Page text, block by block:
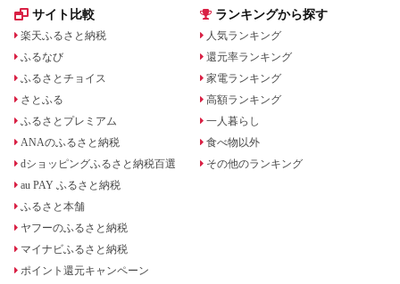
サイト比較
楽天ふるさと納税
ふるなび
ふるさとチョイス
さとふる
ふるさとプレミアム
ANAのふるさと納税
dショッピングふるさと納税百選
au PAY ふるさと納税
ふるさと本舗
ヤフーのふるさと納税
マイナビふるさと納税
ポイント還元キャンペーン
ランキングから探す
人気ランキング
還元率ランキング
家電ランキング
高額ランキング
一人暮らし
食べ物以外
その他のランキング